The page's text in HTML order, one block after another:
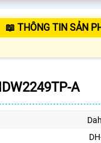
📖 THÔNG TIN SẢN
A